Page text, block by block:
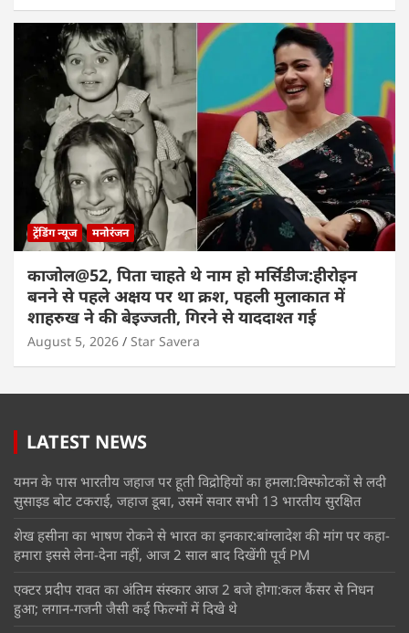
ट्रेंडिंग न्यूज मनोरंजन
काजोल@52, पिता चाहते थे नाम हो मर्सिडीज:हीरोइन
बनने से पहले अक्षय पर था क्रश, पहली मुलाकात में
शाहरुख ने की बेइज्जती, गिरने से याददाश्त गई
August 5, 2026 Star Savera
LATEST NEWS
यमन के पास भारतीय जहाज पर हूती विद्रोहियों का हमला:विस्फोटकों से लदी
सुसाइड बोट टकराई, जहाज डूबा, उसमें सवार सभी 13 भारतीय सुरक्षित
शेख हसीना का भाषण रोकने से भारत का इनकार:बांग्लादेश की मांग पर कहा-
हमारा इससे लेना-देना नहीं, आज 2 साल बाद दिखेंगी पूर्व PM
एक्टर प्रदीप रावत का अंतिम संस्कार आज 2 बजे होगा:कल कैंसर से निधन
हुआ; लगान-गजनी जैसी कई फिल्मों में दिखे थे